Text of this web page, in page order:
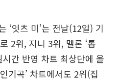
‘잇츠 미’는 전날(12일) 기
2위, 지니 3위, 멜론 ‘톱
간 반영 차트 최상단에 올
기곡’ 차트에서도 2위(집